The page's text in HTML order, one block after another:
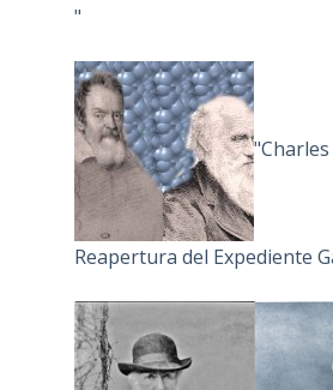
"
Reapertura del Expediente